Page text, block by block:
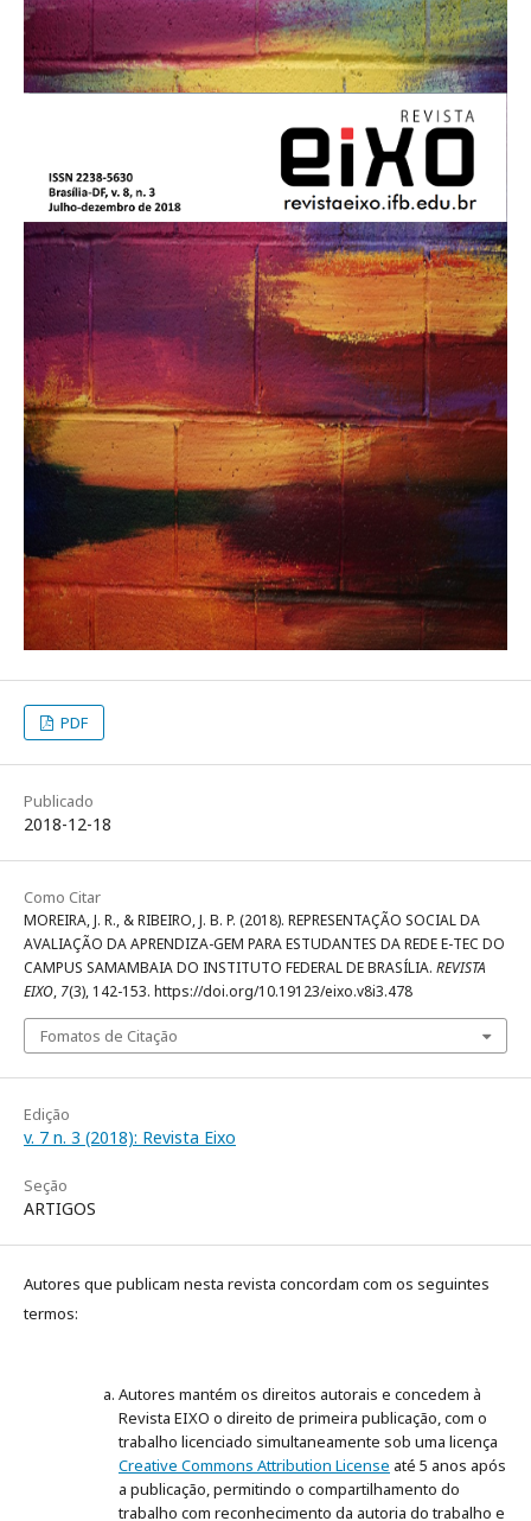
PDF
Publicado
2018-12-18
Como Citar
MOREIRA, J. R., & RIBEIRO, J. B. P. (2018). REPRESENTAÇÃO SOCIAL DA
AVALIAÇÃO DA APRENDIZA-GEM PARA ESTUDANTES DA REDE E-TEC DO
CAMPUS SAMAMBAIA DO INSTITUTO FEDERAL DE BRASÍLIA. REVISTA
EIXO, 7(3), 142-153. https://doi.org/10.19123/eixo.v8i3.478
Fomatos de Citação
Edição
v. 7 n. 3 (2018): Revista Eixo
Seção
ARTIGOS
Autores que publicam nesta revista concordam com os seguintes
termos:
Autores mantém os direitos autorais e concedem à
Revista EIXO o direito de primeira publicação, com o
trabalho licenciado simultaneamente sob uma licença
Creative Commons Attribution License até 5 anos após
a publicação, permitindo o compartilhamento do
trabalho com reconhecimento da autoria do trabalho e